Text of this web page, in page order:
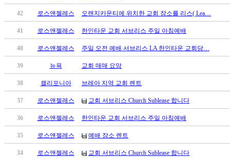
밍
넷
minky
체
안
42 로스앤젤레스 오랜지카운티에 위치한 교회 장소를 리스( Lea…
41 로스앤젤레스 한인타운 교회 서브리스 주일 아침예배
40 로스앤젤레스 주일 오전 예배 서브리스 LA 한인타운 교회당…
39 뉴욕 교회 매매 요망
38 캘리포니아 브레아 지역 교회 렌트
37 로스앤젤레스 교회 서브리스 Church Sublease 합니다
36 로스앤젤레스 한인타운 교회 서브리스 주일 아침예배
35 로스앤젤레스 예배 장소 렌트
34 로스앤젤레스 교회 서브리스 Church Sublease 합니다